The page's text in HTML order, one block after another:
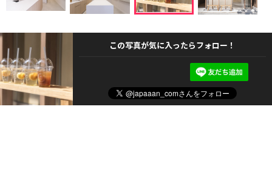
この写真が気に入ったらフォロー！